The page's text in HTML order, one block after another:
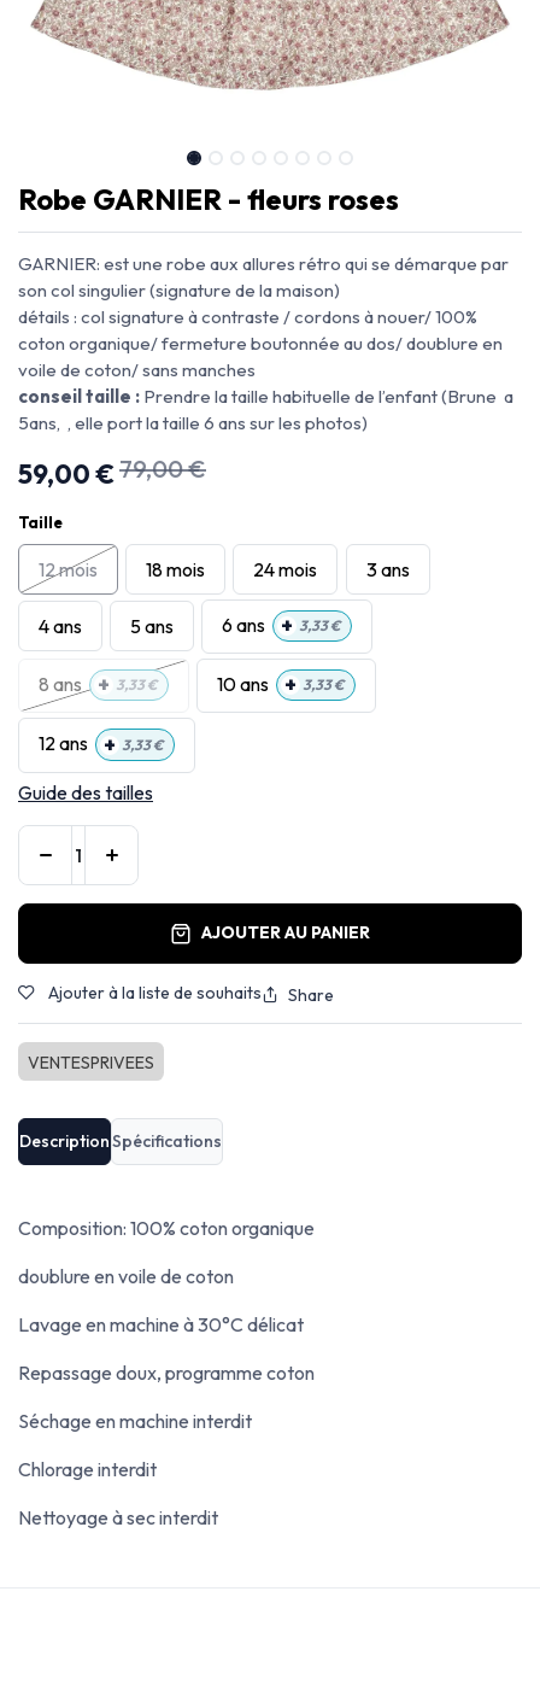
Robe GARNIER - fleurs roses
GARNIER: est une robe aux allures rétro qui se démarque par
son col singulier (signature de la maison)
détails : col signature à contraste / cordons à nouer/ 100%
coton organique/ fermeture boutonnée au dos/ doublure en
voile de coton/ sans manches
conseil taille : Prendre la taille habituelle de l’enfant (Brune a
5ans, , elle port la taille 6 ans sur les photos)
59,00€79,00€
Taille
12 mois 18 mois 24 mois 3 ans
4 ans 5 ans 6 ans + 3,33€
8 ans + 3,33€ 10 ans + 3,33€
12 ans + 3,33€
Guide des tailles
AJOUTER AU PANIER
Ajouter à la liste de souhaits Share
VENTESPRIVEES
DescriptionSpécifications
Composition: 100% coton organique
doublure en voile de coton
Lavage en machine à 30°C délicat
Repassage doux, programme coton
Séchage en machine interdit
Chlorage interdit
Nettoyage à sec interdit